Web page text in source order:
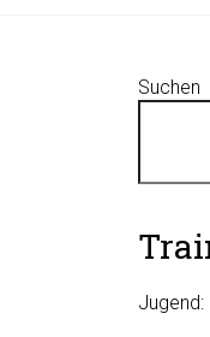
Suchen